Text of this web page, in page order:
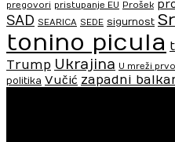
pregovori pristupanje EU Prošek
SAD SEARICA SEDE sigurnost
tonino picula
Trump Ukrajina U mreži
politika Vučić zapadni